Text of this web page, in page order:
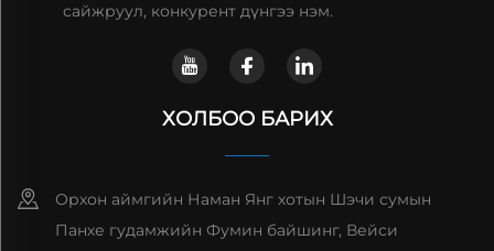
сайжруул, конкурент дүнгээ нэм.
ХОЛБОО БАРИХ
Орхон аймгийн Наман Янг хотын Шэчи сумын
Панхе гудамжийн Фумин байшинг, Вейси